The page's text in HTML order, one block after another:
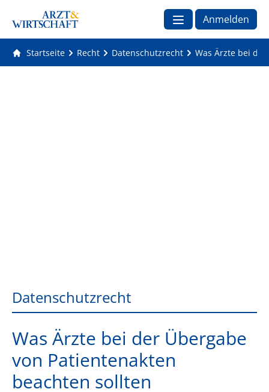
Anmelden
Startseite Recht Datenschutzrecht Was Ärzte bei
Datenschutzrecht
Was Ärzte bei der Übergabe
von Patientenakten
beachten sollten